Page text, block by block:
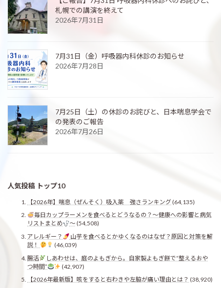
札幌での講演を終えて
2026年7月31日
7月31日（金）呼吸器内科休診のお知らせ
2026年7月28日
7月25日（土）の休診のお詫びと、日本喘息学会で
の発表のご報告
2026年7月26日
人気投稿 トップ10
【2026年】喘息（ぜんそく）吸入薬 強さランキング(64,135)
毎日カップラーメンを食べるとどうなるの？〜健康への影響と病気
リストまとめ
〜(54,508)
アレルギー？
山芋を食べるとかゆくなるのはなぜ？原因と対策を解
説！
(46,039)
腸活
しあわせは、庭のよもぎから。自家製よもぎ餅で“整えるおや
つ時間”
(42,907)
【2026年最新版】咳をすると右わきや左脇が痛い理由とは？ (38,920)